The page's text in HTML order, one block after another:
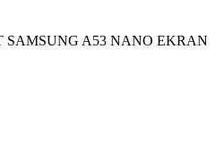
SAMSUNG A53 NANO EKRAN